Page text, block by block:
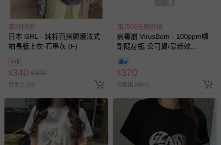
滿2件9折
日本 GRL - 純棉百搭顯瘦法式
袖長版上衣-石墨灰 (F)
55折
$340 $620
已售出 158
滿1500元贈好禮
病毒崩 VirusBom - 100ppm噴
劑隨身瓶-公司貨/最新效
$370
已售出 98971